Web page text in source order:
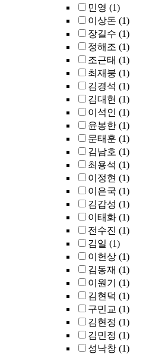
민영 (1)
이상돈 (1)
장길수 (1)
정해조 (1)
조근태 (1)
최재붕 (1)
김경석 (1)
김대현 (1)
이석인 (1)
윤봉한 (1)
문태훈 (1)
김남호 (1)
최용석 (1)
이정현 (1)
이은국 (1)
김갑성 (1)
이태화 (1)
전수진 (1)
김일 (1)
이헌상 (1)
김동재 (1)
이원기
(1)
김현덕 (1)
구민교 (1)
김현정 (1)
김민정 (1)
성낙창 (1)